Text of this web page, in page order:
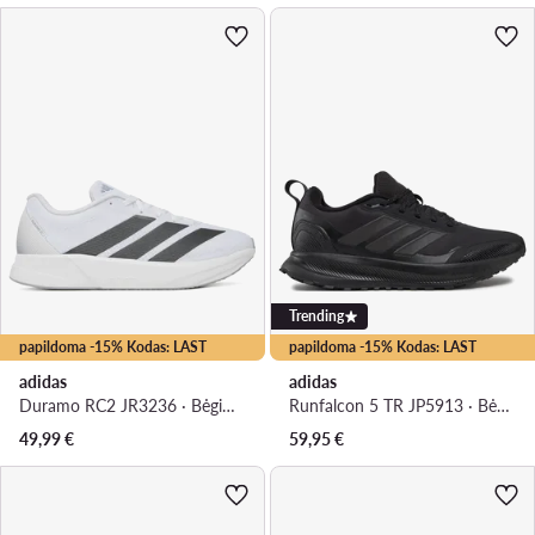
papildoma -15% Kodas: LAST
adidas
Duramo RC2 JR3236 · Bėgimo batai
49,99€
papildoma -15% Kodas: LAST
Trending
adidas
Runfalcon 5 TR JP5913 · Bėgimo batai
59,95€